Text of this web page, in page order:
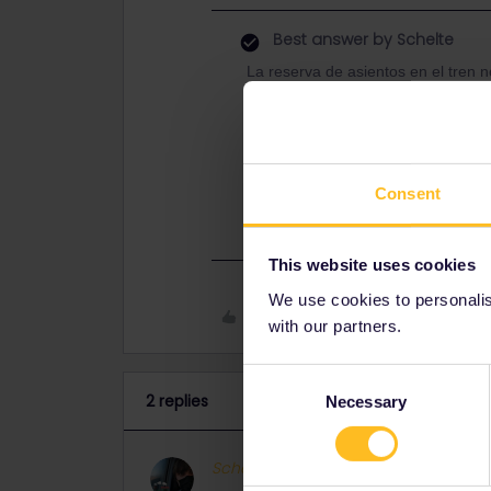
Consent
This website uses cookies
We use cookies to
with our partners.
Necessary
Best answer by Schelte
La reserva de asientos en el tren
hacer noche en un hostal.
2 replies
Schelte Full steam ahead